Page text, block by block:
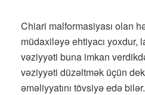
Chiari malformasiyası olan
müdaxiləyə ehtiyacı yoxdur,
vəziyyəti buna imkan
vəziyyəti düzəltmək üçün
əməliyyatını tövsiyə edə